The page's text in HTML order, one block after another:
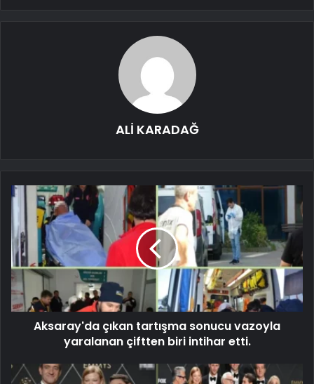
ALİ KARADAĞ
Aksaray'da çıkan tartışma sonucu vazoyla
yaralanan çiftten biri intihar etti.